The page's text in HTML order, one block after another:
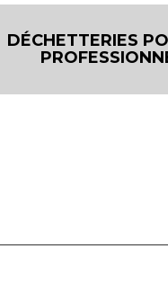
DÉCHETTERIES